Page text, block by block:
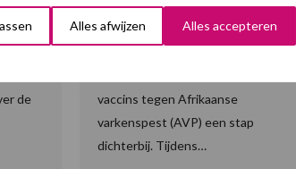
Alles afwijzen Alles accepteren
de
vaccins tegen Afrikaanse
varkenspest (AVP) een stap
dichterbij. Tijdens…